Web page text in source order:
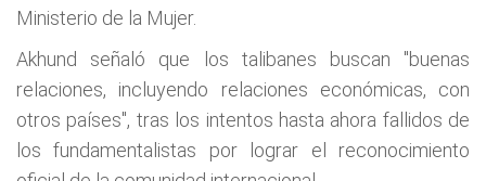
Ministerio de la Mujer.
Akhund señaló que los talibanes buscan "buenas
relaciones, incluyendo relaciones económicas, con
otros países", tras los intentos hasta ahora fallidos de
los fundamentalistas por lograr el reconocimiento